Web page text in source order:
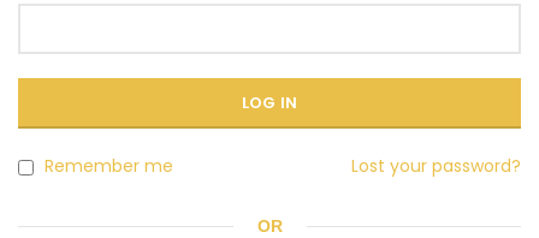
LOG IN
Lost your password?
Remember me
OR